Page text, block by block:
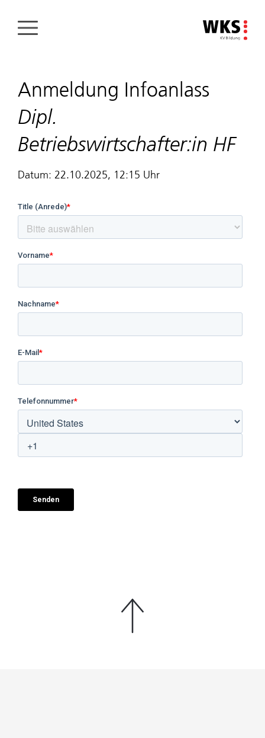
Anmeldung Infoanlass
Dipl.
Betriebswirtschafter:in HF
Datum: 22.10.2025, 12:15 Uhr